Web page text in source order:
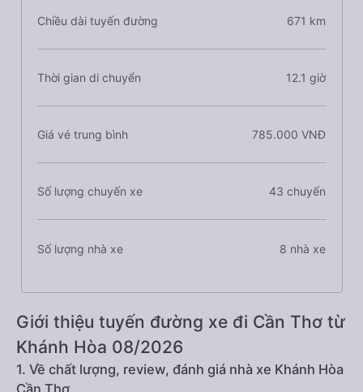
Chiều dài tuyến đường 671 km
Thời gian di chuyển 12.1 giờ
Giá vé trung bình 785.000 VNĐ
Số lượng chuyến xe 43 chuyến
Số lượng nhà xe 8 nhà xe
Giới thiệu tuyến đường xe đi Cần Thơ từ
Khánh Hòa 08/2026
1. Về chất lượng, review, đánh giá nhà xe Khánh Hòa
Cần Thơ